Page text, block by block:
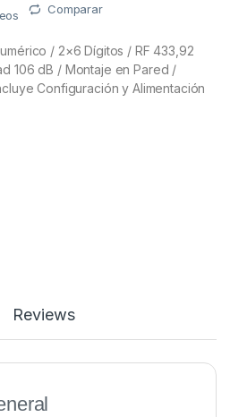
Comparar
/ 2×6 Dígitos / RF 433,92
106 dB / Montaje en Pared /
Configuración y Alimentación
Reviews